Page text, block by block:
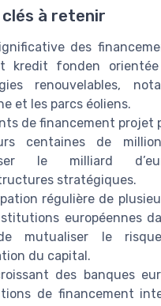
à retenir
des
kredit fonden
renouvelables,
et les parcs éoliens.
de financement projet
centaines de
le milliard
stratégiques.
régulière de
européennes
mutualiser le
du capital.
des banques
de financement